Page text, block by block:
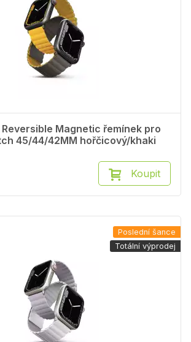
Reversible Magnetic řemínek pro
45/44/42MM hořčicový/khaki
Koupit
Poslední šance
Totální výprodej